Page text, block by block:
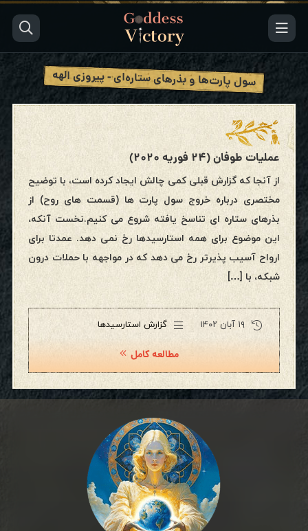
سول پارت‌ها و بذرهای ستاره‌ای - پیروزی الهه
عملیات طوفان (۲۴ فوریه ۲۰۲۰)
از آنجا که گزارش قبلی کمی چالش ایجاد کرده است، با توضیح
مختصری درباره خروج سول پارت ها (قسمت های روح) از
بذرهای ستاره ای تناسخ یافته شروع می کنیم.نخست آنکه،
این موضوع برای همه استارسیدها رخ نمی دهد. عمدتا برای
ارواح آسیب پذیرتر رخ می دهد که در مواجهه با حملات درون
شبکه، با […]
۱۹ آبان ۱۴۰۲ گزارش استارسیدها
مطالعه کامل